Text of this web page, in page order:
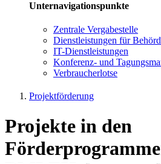
Unternavigationspunkte
Zen­tra­le Ver­ga­be­stel­le
Dienst­leis­tun­gen für
IT-Dienst­leis­tun­gen
Kon­fe­renz- und
Ver­brau­cher­lot­se
Projektförderung
Projekte in den